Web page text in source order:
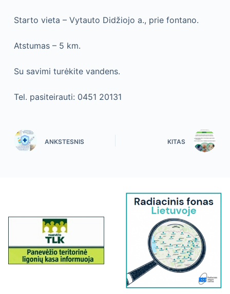
Starto vieta – Vytauto Didžiojo a., prie fontano.
Atstumas – 5 km.
Su savimi turėkite vandens.
Tel. pasiteirauti: 0451 20131
ANKSTESNIS KITAS